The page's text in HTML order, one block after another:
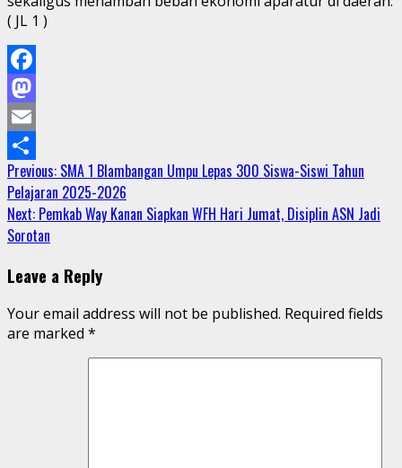
( JL 1 )
Facebook
Mastodon
Email
Share
Continue
Reading
Previous: SMA 1 Blambangan Umpu Lepas 300 Siswa-Siswi Tahun
Pelajaran 2025-2026
Next: Pemkab Way Kanan Siapkan WFH Hari Jumat, Disiplin ASN Jadi
Sorotan
Leave a Reply
Your email address will not be published. Required fields
are marked *